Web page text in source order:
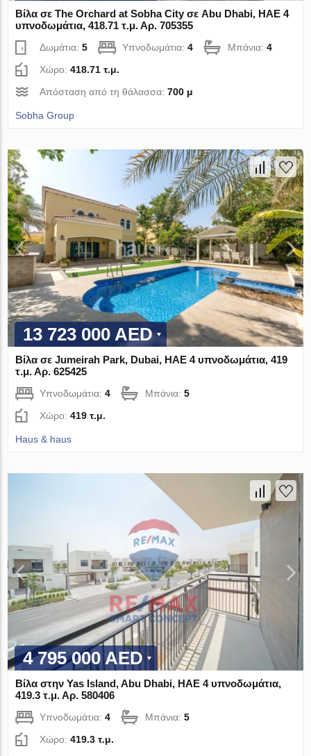
Βίλα σε The Orchard at Sobha City σε Abu Dhabi, ΗΑΕ 4
υπνοδωμάτια, 418.71 τ.μ. Αρ. 705355
Δωμάτια:5 Υπνοδωμάτια:4 Μπάνια:4
Χώρο:418.71 τ.μ.
Απόσταση από τη θάλασσα:700 μ
Sobha Group
13 723 000 AED
Βίλα σε Jumeirah Park, Dubai, ΗΑΕ 4 υπνοδωμάτια, 419
τ.μ. Αρ. 625425
Υπνοδωμάτια:4 Μπάνια:5
Χώρο:419 τ.μ.
Haus & haus
4 795 000 AED
Βίλα στην Yas Island, Abu Dhabi, ΗΑΕ 4 υπνοδωμάτια,
419.3 τ.μ. Αρ. 580406
Υπνοδωμάτια:4 Μπάνια:5
Χώρο:419.3 τ.μ.